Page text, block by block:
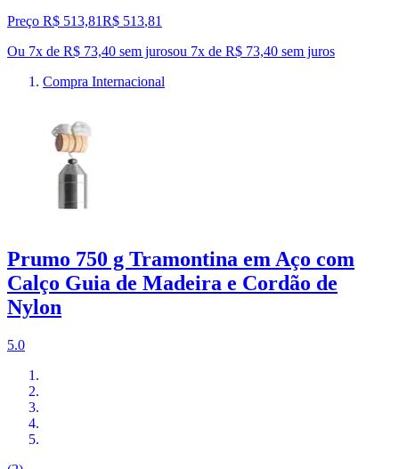
Preço R$ 513,81R$ 513,81
Ou 7x de R$ 73,40 sem jurosou 7x de R$ 73,40 sem juros
Compra Internacional
Prumo 750 g Tramontina em Aço com
Calço Guia de Madeira e Cordão de
Nylon
5.0